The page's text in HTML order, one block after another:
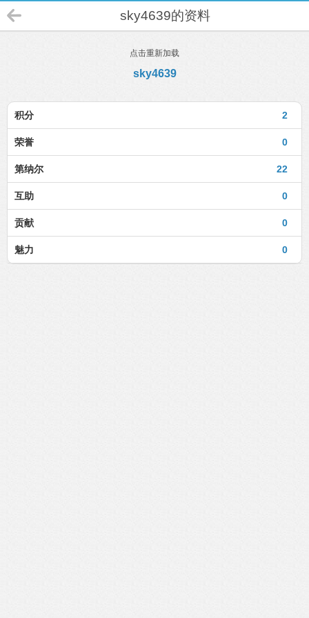
sky4639的资料
点击重新加载
sky4639
2
积分
0
荣誉
22
第纳尔
0
互助
0
贡献
0
魅力